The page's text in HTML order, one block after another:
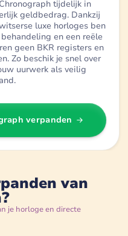
tijdelijk in
geldbedrag. Dankzij
luxe horloges ben
en een reële
geen BKR registers en
Zo beschik je snel over
uurwerk als veilig
verpanden
van
je horloge en directe